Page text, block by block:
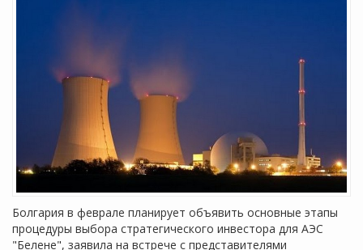
Болгария в феврале планирует объявить основные этапы
процедуры выбора стратегического инвестора для АЭС
"Белене", заявила на встрече с представителями